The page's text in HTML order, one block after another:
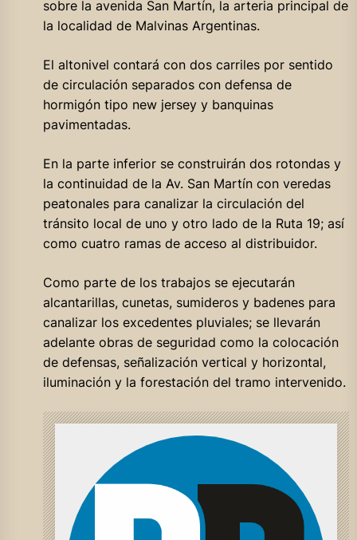
sobre la avenida San Martín, la arteria principal de
la localidad de Malvinas Argentinas.
El altonivel contará con dos carriles por sentido
de circulación separados con defensa de
hormigón tipo new jersey y banquinas
pavimentadas.
En la parte inferior se construirán dos rotondas y
la continuidad de la Av. San Martín con veredas
peatonales para canalizar la circulación del
tránsito local de uno y otro lado de la Ruta 19; así
como cuatro ramas de acceso al distribuidor.
Como parte de los trabajos se ejecutarán
alcantarillas, cunetas, sumideros y badenes para
canalizar los excedentes pluviales; se llevarán
adelante obras de seguridad como la colocación
de defensas, señalización vertical y horizontal,
iluminación y la forestación del tramo intervenido.